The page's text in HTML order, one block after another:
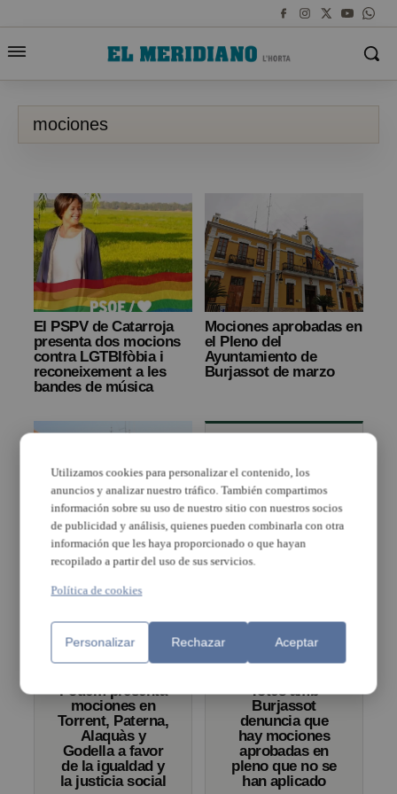
mociones
El PSPV de Catarroja
presenta dos mocions
contra LGTBIfòbia i
reconeixement a les
bandes de música
Mociones aprobadas en
el Pleno del
Ayuntamiento de
Burjassot de marzo
Burjassot aprueba una
Declaración
Institucional para la
protección de familias
en riesgo de desahucio
y tres mociones
Sí se Puede
Massanassa
denuncia que el
PP no cumple
seis propuestas
aprobadas en
Podem presenta
mociones en
Torrent, Paterna,
Alaquàs y
Godella a favor
de la igualdad y
la justicia social
Totes amb
Burjassot
denuncia que
hay mociones
aprobadas en
pleno que no se
han aplicado
Utilizamos cookies para personalizar el contenido, los
anuncios y analizar nuestro tráfico. También compartimos
información sobre su uso de nuestro sitio con nuestros socios
de publicidad y análisis, quienes pueden combinarla con otra
información que les haya proporcionado o que hayan
recopilado a partir del uso de sus servicios.
Política de cookies
Personalizar Rechazar Aceptar